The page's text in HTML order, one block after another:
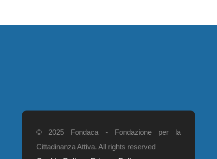
© 2025 Fondaca - Fondazione per la
Cittadinanza Attiva. All rights reserved